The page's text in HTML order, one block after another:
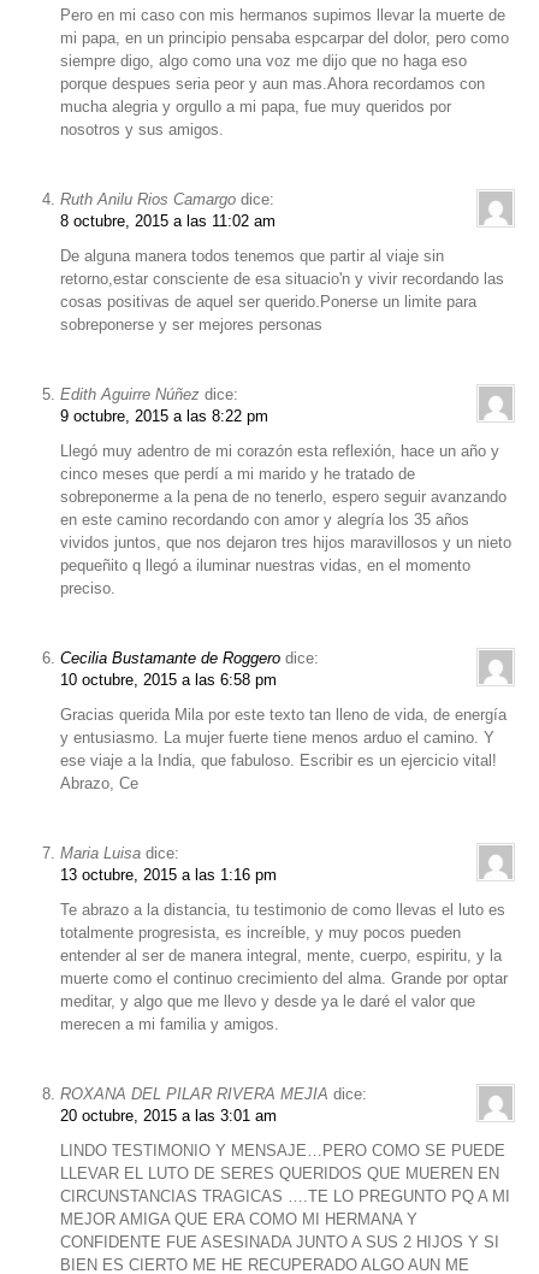
Pero en mi caso con mis hermanos supimos llevar la muerte de
mi papa, en un principio pensaba espcarpar del dolor, pero como
siempre digo, algo como una voz me dijo que no haga eso
porque despues seria peor y aun mas.Ahora recordamos con
mucha alegria y orgullo a mi papa, fue muy queridos por
nosotros y sus amigos.
Ruth Anilu Rios Camargo dice:
8 octubre, 2015 a las 11:02 am
De alguna manera todos tenemos que partir al viaje sin
retorno,estar consciente de esa situacio'n y vivir recordando las
cosas positivas de aquel ser querido.Ponerse un limite para
sobreponerse y ser mejores personas
Edith Aguirre Núñez dice:
9 octubre, 2015 a las 8:22 pm
Llegó muy adentro de mi corazón esta reflexión, hace un año y
cinco meses que perdí a mi marido y he tratado de
sobreponerme a la pena de no tenerlo, espero seguir avanzando
en este camino recordando con amor y alegría los 35 años
vividos juntos, que nos dejaron tres hijos maravillosos y un nieto
pequeñito q llegó a iluminar nuestras vidas, en el momento
preciso.
Cecilia Bustamante de Roggero dice:
10 octubre, 2015 a las 6:58 pm
Gracias querida Mila por este texto tan lleno de vida, de energía
y entusiasmo. La mujer fuerte tiene menos arduo el camino. Y
ese viaje a la India, que fabuloso. Escribir es un ejercicio vital!
Abrazo, Ce
Maria Luisa dice:
13 octubre, 2015 a las 1:16 pm
Te abrazo a la distancia, tu testimonio de como llevas el luto es
totalmente progresista, es increíble, y muy pocos pueden
entender al ser de manera integral, mente, cuerpo, espiritu, y la
muerte como el continuo crecimiento del alma. Grande por optar
meditar, y algo que me llevo y desde ya le daré el valor que
merecen a mi familia y amigos.
ROXANA DEL PILAR RIVERA MEJIA dice:
20 octubre, 2015 a las 3:01 am
LINDO TESTIMONIO Y MENSAJE…PERO COMO SE PUEDE
LLEVAR EL LUTO DE SERES QUERIDOS QUE MUEREN EN
CIRCUNSTANCIAS TRAGICAS ….TE LO PREGUNTO PQ A MI
MEJOR AMIGA QUE ERA COMO MI HERMANA Y
CONFIDENTE FUE ASESINADA JUNTO A SUS 2 HIJOS Y SI
BIEN ES CIERTO ME HE RECUPERADO ALGO AUN ME